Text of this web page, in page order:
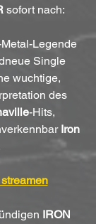
sofort nach:
Legende
Single
wuchtige,
des
-Hits,
Iron
streamen
IRON